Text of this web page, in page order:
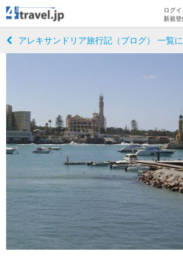
ログイ
新規登
アレキサンドリア旅行記（ブログ） 一覧